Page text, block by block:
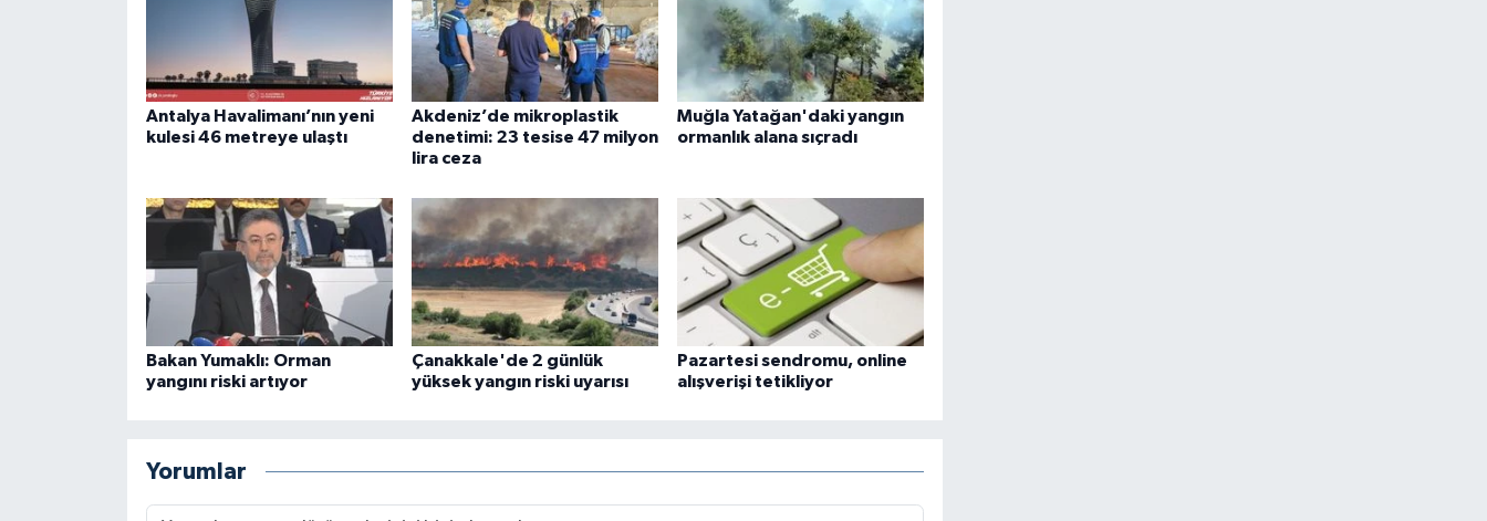
Antalya Havalimanı’nın yeni
kulesi 46 metreye ulaştı
Akdeniz’de mikroplastik
denetimi: 23 tesise 47 milyon
lira ceza
Muğla Yatağan'daki yangın
ormanlık alana sıçradı
Bakan Yumaklı: Orman
yangını riski artıyor
Çanakkale'de 2 günlük
yüksek yangın riski uyarısı
Pazartesi sendromu, online
alışverişi tetikliyor
Yorumlar